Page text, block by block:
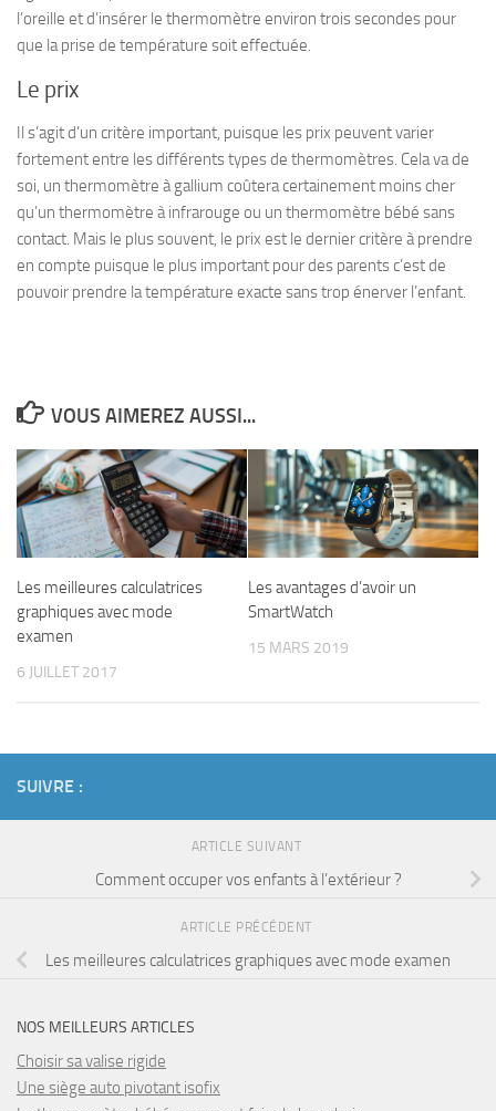
l’oreille et d’insérer le thermomètre environ trois secondes pour
que la prise de température soit effectuée.
Le prix
Il s’agit d’un critère important, puisque les prix peuvent varier
fortement entre les différents types de thermomètres. Cela va de
soi, un thermomètre à gallium coûtera certainement moins cher
qu’un thermomètre à infrarouge ou un thermomètre bébé sans
contact. Mais le plus souvent, le prix est le dernier critère à prendre
en compte puisque le plus important pour des parents c’est de
pouvoir prendre la température exacte sans trop énerver l’enfant.
VOUS AIMEREZ AUSSI...
Les meilleures calculatrices
graphiques avec mode
examen
6 JUILLET 2017
Les avantages d’avoir un
SmartWatch
15 MARS 2019
SUIVRE :
ARTICLE SUIVANT
Comment occuper vos enfants à l’extérieur ?
ARTICLE PRÉCÉDENT
Les meilleures calculatrices graphiques avec mode examen
NOS MEILLEURS ARTICLES
Choisir sa valise rigide
Une siège auto pivotant isofix